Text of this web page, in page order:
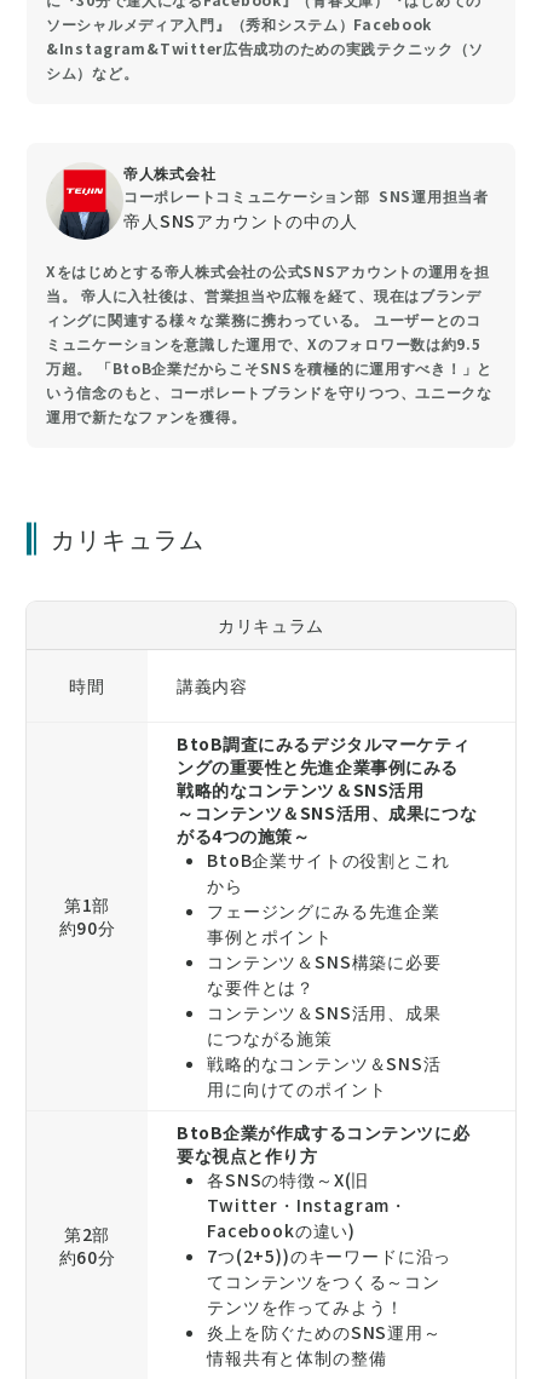
ソーシャルメディア入門』（秀和システム）Facebook
&Instagram&Twitter広告成功のための実践テクニック（ソ
シム）など。
帝人株式会社
コーポレートコミュニケーション部 SNS運用担当者
帝人SNSアカウントの中の人
Xをはじめとする帝人株式会社の公式SNSアカウントの運用を担
当。 帝人に入社後は、営業担当や広報を経て、現在はブランデ
ィングに関連する様々な業務に携わっている。 ユーザーとのコ
ミュニケーションを意識した運用で、Xのフォロワー数は約9.5
万超。 「BtoB企業だからこそSNSを積極的に運用すべき！」と
いう信念のもと、コーポレートブランドを守りつつ、ユニークな
運用で新たなファンを獲得。
カリキュラム
カリキュラム
時間 講義内容
第1部
約90分
BtoB調査にみるデジタルマーケティ
ングの重要性と先進企業事例にみる
戦略的なコンテンツ＆SNS活用
～コンテンツ＆SNS活用、成果につな
がる4つの施策～
BtoB企業サイトの役割とこれ
から
フェージングにみる先進企業
事例とポイント
コンテンツ＆SNS構築に必要
な要件とは？
コンテンツ＆SNS活用、成果
につながる施策
戦略的なコンテンツ＆SNS活
用に向けてのポイント
第2部
約60分
BtoB企業が作成するコンテンツに必
要な視点と作り方
各SNSの特徴～X(旧
Twitter・Instagram・
Facebookの違い)
7つ(2+5))のキーワードに沿っ
てコンテンツをつくる～コン
テンツを作ってみよう！
炎上を防ぐためのSNS運用～
情報共有と体制の整備